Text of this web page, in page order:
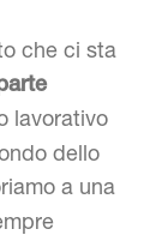
che ci sta
lavorativo
dello
a una